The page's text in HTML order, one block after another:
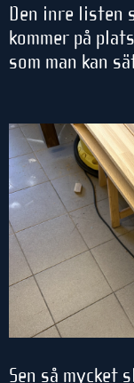
Den inre listen
kommer på
som man kan
Sen så mycket